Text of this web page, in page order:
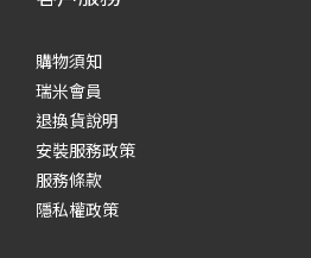
購物須知
瑞米會員
退換貨說明
安裝服務政策
服務條款
隱私權政策